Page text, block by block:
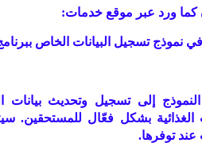
كما ورد عبر موقع خدمات:
نموذج تسجيل البيانات الخاص
إلى تسجيل وتحديث بيانات
الغذائية بشكل فعّال للمستحقين.
عند توفرها.